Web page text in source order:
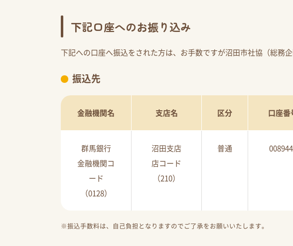
下記口座へのお振り込み
下記への口座へ振込をされた方は、お手数ですが沼田市社協（総務
振込先
金融機関名 支店名 区分 口座番
群馬銀行
金融機関コ
ード
（0128）
沼田支店
店コード
（210）
普通
※振込手数料は、自己負担となりますのでご了承をお願いいたします。